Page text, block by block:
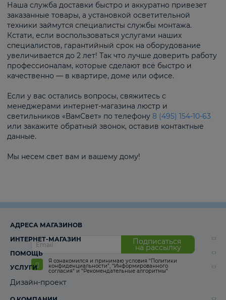
Наша служба доставки быстро и аккуратно привезет
заказанные товары, а установкой осветительной
техники займутся специалисты службы монтажа.
Кстати, если воспользоваться услугами наших
специалистов, гарантийный срок на оборудование
увеличивается до 2 лет! Так что лучше доверить работу
профессионалам, которые сделают всё быстро и
качественно — в квартире, доме или офисе.
Если у вас остались вопросы, свяжитесь с
менеджерами интернет-магазина люстр и
светильников «ВамСвет» по телефону 8 (495) 154-10-63
или закажите обратный звонок, оставив контактные
данные.
Мы несем свет вам и вашему дому!
Подписаться
на рассылку
Я ознакомился и принимаю условия “Политики
конфиденциальности”, “Информированного
согласия“ и “Рекомендательные алгоритмы“
АДРЕСА МАГАЗИНОВ
ИНТЕРНЕТ-МАГАЗИН
ПОМОЩЬ
УСЛУГИ
Дизайн-проект